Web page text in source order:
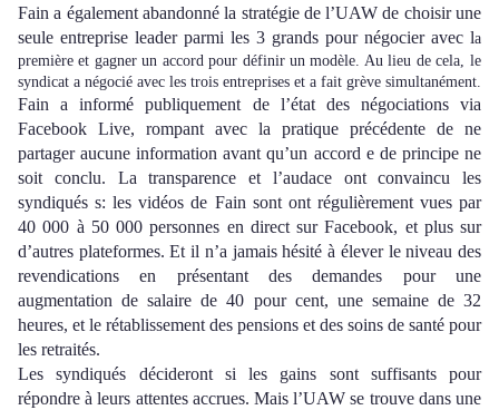
Fain a également abandonné la stratégie de l’UAW de choisir une
seule entreprise leader parmi les 3 grands pour négocier avec la
première et gagner un accord pour définir unmodèle. Au lieu de cela, le
syndicat a négocié avec les trois entreprises et a fait grève simultanément.
Fain ainformé publiquement de l’état des négociations via
Facebook Live, rompant avec la pratique précédente de ne
partager aucune information avant qu’un accord e de principe ne
soit conclu. La transparence et l’audace ont convaincu les
syndiquéss: les vidéos de Fain sont ont régulièrement vues par
40 000 à 50 000personnes en direct sur Facebook, et plus sur
d’autres plateformes. Et il n’a jamais hésité à élever le niveau des
revendicationsen présentant des demandes pour une
augmentation de salaire de 40 pour cent, une semaine de 32
heures, et le rétablissement des pensions et des soins de santé pour
les retraités.
Lessyndiqués décideront si les gains sont suffisants pour
répondre à leurs attentes accrues. Mais l’UAW se trouve dans une